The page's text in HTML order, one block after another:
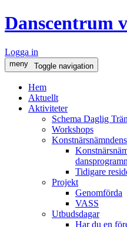
Danscentrum
Logga in
meny Toggle navigation
Hem
Aktuellt
Aktiviteter
Schema Daglig
Workshops
Tidigare
Projekt
Genomförda
VASS
Utbudsdagar
Har du en